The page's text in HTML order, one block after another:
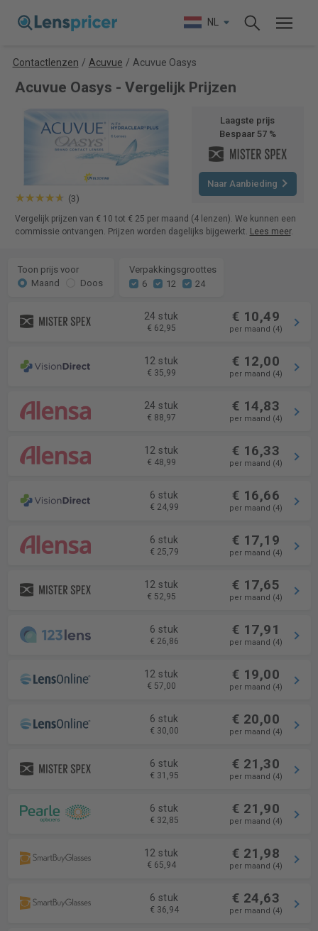
NL
Contactlenzen / Acuvue / Acuvue Oasys
Acuvue Oasys - Vergelijk Prijzen
(3)
Laagste prijs
Bespaar 57 %
Naar Aanbieding
Vergelijk prijzen van € 10 tot € 25 per maand (4 lenzen). We kunnen een
commissie ontvangen. Prijzen worden dagelijks bijgewerkt. Lees meer.
Toon prijs voor
Maand
Doos
Verpakkingsgroottes
6
12 24
24 stuk
€ 62,95
€ 10,49
per maand (4)
12 stuk
€ 35,99
€ 12,00
per maand (4)
24 stuk
€ 88,97
€ 14,83
per maand (4)
12 stuk
€ 48,99
€ 16,33
per maand (4)
6 stuk
€ 24,99
€ 16,66
per maand (4)
6 stuk
€ 25,79
€ 17,19
per maand (4)
12 stuk
€ 52,95
€ 17,65
per maand (4)
6 stuk
€ 26,86
€ 17,91
per maand (4)
12 stuk
€ 57,00
€ 19,00
per maand (4)
6 stuk
€ 30,00
€ 20,00
per maand (4)
6 stuk
€ 31,95
€ 21,30
per maand (4)
6 stuk
€ 32,85
€ 21,90
per maand (4)
12 stuk
€ 65,94
€ 21,98
per maand (4)
6 stuk
€ 36,94
€ 24,63
per maand (4)